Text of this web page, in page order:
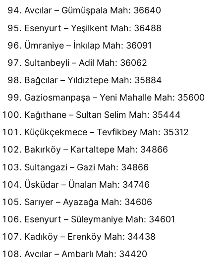
Avcılar – Gümüşpala Mah: 36640
Esenyurt – Yeşilkent Mah: 36488
Ümraniye – İnkılap Mah: 36091
Sultanbeyli – Adil Mah: 36062
Bağcılar – Yıldıztepe Mah: 35884
Gaziosmanpaşa – Yeni Mahalle Mah: 35600
Kağıthane – Sultan Selim Mah: 35444
Küçükçekmece – Tevfikbey Mah: 35312
Bakırköy – Kartaltepe Mah: 34866
Sultangazi – Gazi Mah: 34866
Üsküdar – Ünalan Mah: 34746
Sarıyer – Ayazağa Mah: 34606
Esenyurt – Süleymaniye Mah: 34601
Kadıköy – Erenköy Mah: 34438
Avcılar – Ambarlı Mah: 34420